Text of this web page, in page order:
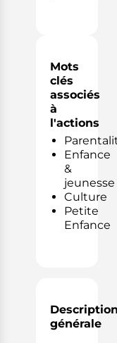
Mots
clés
associés
à
l'actions
Enfance
&
jeunesse
Culture
Petite
Enfance
générale